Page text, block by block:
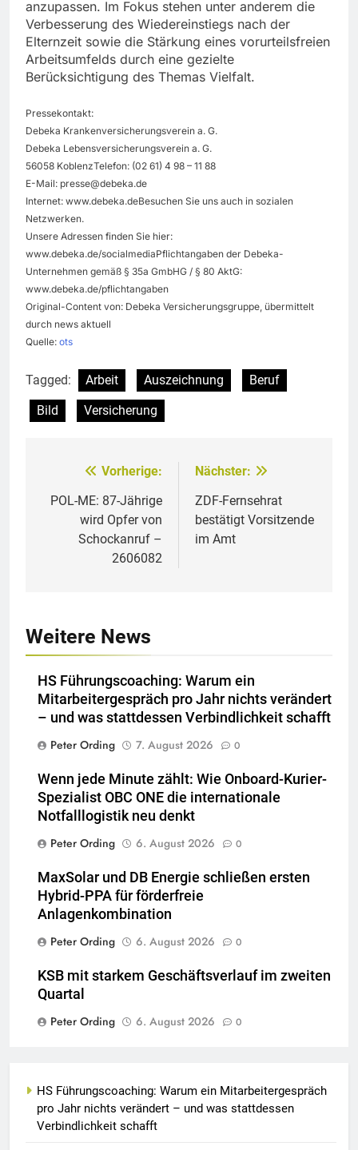
anzupassen. Im Fokus stehen unter anderem die
Verbesserung des Wiedereinstiegs nach der
Elternzeit sowie die Stärkung eines vorurteilsfreien
Arbeitsumfelds durch eine gezielte
Berücksichtigung des Themas Vielfalt.
Pressekontakt:
Debeka Krankenversicherungsverein a. G.
Debeka Lebensversicherungsverein a. G.
56058 KoblenzTelefon: (02 61) 4 98 – 11 88
E-Mail: presse@debeka.de
Internet: www.debeka.deBesuchen Sie uns auch in sozialen
Netzwerken.
Unsere Adressen finden Sie hier:
www.debeka.de/socialmediaPflichtangaben der Debeka-
Unternehmen gemäß § 35a GmbHG / § 80 AktG:
www.debeka.de/pflichtangaben
Original-Content von: Debeka Versicherungsgruppe, übermittelt
durch news aktuell
Quelle: ots
Tagged: Arbeit Auszeichnung
Beruf
Bild
Versicherung
Beitragsnavigation
Vorherige:
POL-ME: 87-Jährige
wird Opfer von
Schockanruf –
2606082
Nächster:
ZDF-Fernsehrat
bestätigt Vorsitzende
im Amt
Weitere News
HS Führungscoaching: Warum ein
Mitarbeitergespräch pro Jahr nichts verändert
– und was stattdessen Verbindlichkeit schafft
Peter Ording
7. August 2026 0
Wenn jede Minute zählt: Wie Onboard-Kurier-
Spezialist OBC ONE die internationale
Notfalllogistik neu denkt
Peter Ording
6. August 2026 0
MaxSolar und DB Energie schließen ersten
Hybrid-PPA für förderfreie
Anlagenkombination
Peter Ording
6. August 2026 0
KSB mit starkem Geschäftsverlauf im zweiten
Quartal
Peter Ording
6. August 2026 0
HS Führungscoaching: Warum ein Mitarbeitergespräch
pro Jahr nichts verändert – und was stattdessen
Verbindlichkeit schafft